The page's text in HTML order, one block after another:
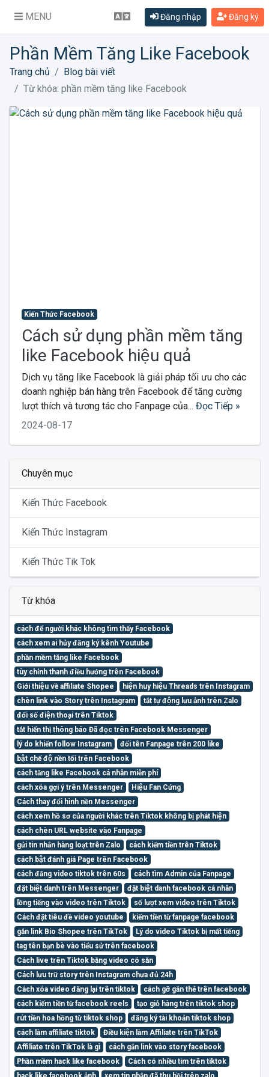
MENU Đăng nhập Đăng ký
Phần Mềm Tăng Like Facebook
Trang chủ
Blog bài viết
Từ khóa: phần mềm tăng like Facebook
Kiến Thức Facebook
Cách sử dụng phần mềm tăng
like Facebook hiệu quả
Dịch vụ tăng like Facebook là giải pháp tối ưu cho các
doanh nghiệp bán hàng trên Facebook để tăng cường
lượt thích và tương tác cho Fanpage của... Đọc Tiếp »
2024-08-17
Chuyên mục
Kiến Thức Facebook
Kiến Thức Instagram
Kiến Thức Tik Tok
Từ khóa
cách để người khác không tìm thấy Facebook
cách xem ai hủy đăng ký kênh Youtube
phần mềm tăng like Facebook
tùy chỉnh thanh điều hướng trên Facebook
Giới thiệu về affiliate Shopee
hiện huy hiệu Threads trên Instagram
chèn link vào Story trên Instagram
tắt tự động lưu ảnh trên Zalo
đổi số điện thoại trên Tiktok
tắt hiển thị thông báo Đã đọc trên Facebook Messenger
lý do khiến follow Instagram
đổi tên Fanpage trên 200 like
bật chế độ nền tối trên Facebook
cách tăng like Facebook cá nhân miễn phí
cách xóa gợi ý trên Messenger
Hiệu Fan Cứng
Cách thay đổi hình nền Messenger
cách xem hồ sơ của người khác trên Tiktok không bị phát hiện
cách chèn URL website vào Fanpage
gửi tin nhắn hàng loạt trên Zalo
cách kiếm tiền trên Tiktok
cách bật đánh giá Page trên Facebook
cách đăng video tiktok trên 60s
cách tìm Admin của Fanpage
đặt biệt danh trên Messenger
đặt biệt danh facebook cá nhân
lồng tiếng vào video trên Tiktok
số lượt xem video trên Tiktok
Cách đặt tiêu đề video youtube
kiếm tiền từ fanpage facebook
gắn link Bio Shopee trên TikTok
Lý do video Tiktok bị mất tiếng
tag tên bạn bè vào tiểu sử trên facebook
Cách live trên Tiktok bằng video có sẵn
Cách lưu trữ story trên Instagram chưa đủ 24h
Cách xóa video đăng lại trên tiktok
cách gỡ gắn thẻ trên facebook
cách kiếm tiền từ facebook reels
tạo giỏ hàng trên tiktok shop
rút tiền hoa hồng từ tiktok shop
đăng ký tài khoản tiktok shop
cách làm affiliate tiktok
Điều kiện làm Affiliate trên TikTok
Affiliate trên TikTok là gì
cách gắn link vào story facebook
Phần mềm hack like facebook
Cách có nhiều tim trên tiktok